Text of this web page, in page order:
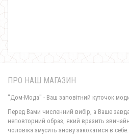
ПРО НАШ МАГАЗИН
"Дом-Мода" - Ваш заповітний куточок
Перед Вами численний вибір, а Ваше
неповторний образ, який вразить
чоловіка змусить знову закохатися в себе.